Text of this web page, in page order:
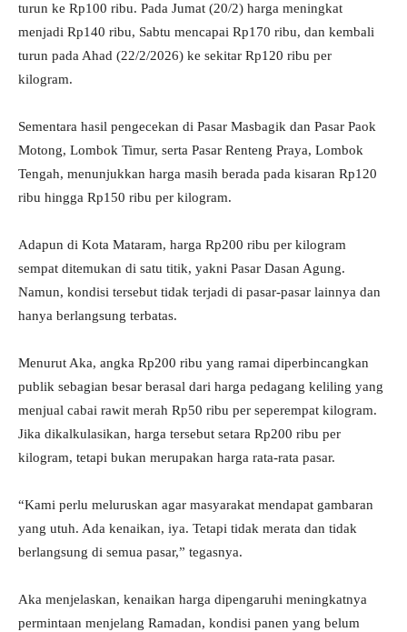
turun ke Rp100 ribu. Pada Jumat (20/2) harga meningkat
menjadi Rp140 ribu, Sabtu mencapai Rp170 ribu, dan kembali
turun pada Ahad (22/2/2026) ke sekitar Rp120 ribu per
kilogram.
Sementara hasil pengecekan di Pasar Masbagik dan Pasar Paok
Motong, Lombok Timur, serta Pasar Renteng Praya, Lombok
Tengah, menunjukkan harga masih berada pada kisaran Rp120
ribu hingga Rp150 ribu per kilogram.
Adapun di Kota Mataram, harga Rp200 ribu per kilogram
sempat ditemukan di satu titik, yakni Pasar Dasan Agung.
Namun, kondisi tersebut tidak terjadi di pasar-pasar lainnya dan
hanya berlangsung terbatas.
Menurut Aka, angka Rp200 ribu yang ramai diperbincangkan
publik sebagian besar berasal dari harga pedagang keliling yang
menjual cabai rawit merah Rp50 ribu per seperempat kilogram.
Jika dikalkulasikan, harga tersebut setara Rp200 ribu per
kilogram, tetapi bukan merupakan harga rata-rata pasar.
“Kami perlu meluruskan agar masyarakat mendapat gambaran
yang utuh. Ada kenaikan, iya. Tetapi tidak merata dan tidak
berlangsung di semua pasar,” tegasnya.
Aka menjelaskan, kenaikan harga dipengaruhi meningkatnya
permintaan menjelang Ramadan, kondisi panen yang belum